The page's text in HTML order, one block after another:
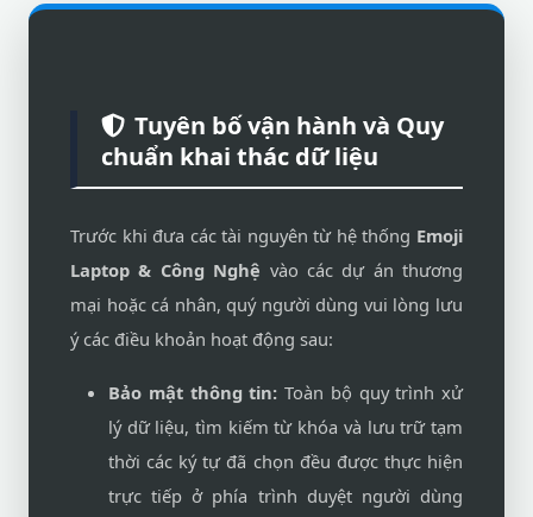
Tuyên bố vận hành và Quy
chuẩn khai thác dữ liệu
Trước khi đưa các tài nguyên từ hệ thống Emoji
Laptop & Công Nghệ vào các dự án thương
mại hoặc cá nhân, quý người dùng vui lòng lưu
ý các điều khoản hoạt động sau:
Bảo mật thông tin: Toàn bộ quy trình xử
lý dữ liệu, tìm kiếm từ khóa và lưu trữ tạm
thời các ký tự đã chọn đều được thực hiện
trực tiếp ở phía trình duyệt người dùng